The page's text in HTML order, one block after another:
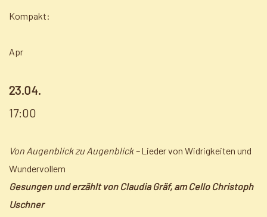
Kompakt:
Apr
23.04.
17:00
Von Augenblick zu Augenblick–Lieder von Widrigkeiten und
Wundervollem
Gesungen und erzählt von Claudia Gräf, am Cello Christoph
Uschner